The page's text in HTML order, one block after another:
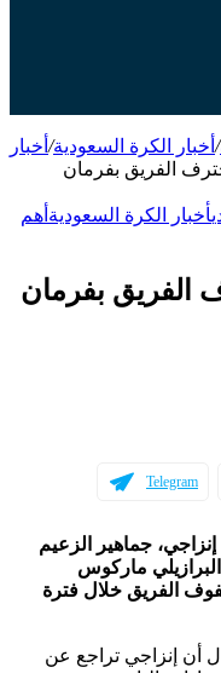
السعودية/أخبار
بفرمان
السعوديةأهم
بفرمان
جماهير الزعيم
ماركوس
خلال فترة
تراجع عن